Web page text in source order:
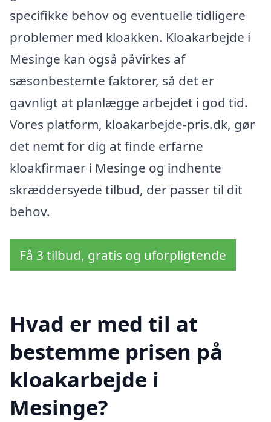
specifikke behov og eventuelle tidligere
problemer med kloakken. Kloakarbejde i
Mesinge kan også påvirkes af
sæsonbestemte faktorer, så det er
gavnligt at planlægge arbejdet i god tid.
Vores platform, kloakarbejde-pris.dk, gør
det nemt for dig at finde erfarne
kloakfirmaer i Mesinge og indhente
skræddersyede tilbud, der passer til dit
behov.
Få 3 tilbud, gratis og uforpligtende
Hvad er med til at
bestemme prisen på
kloakarbejde i
Mesinge?